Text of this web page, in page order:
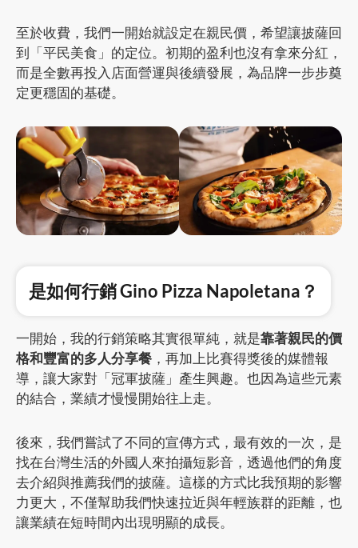
至於收費，我們一開始就設定在親民價，希望讓披薩回
到「平民美食」的定位。初期的盈利也沒有拿來分紅，
而是全數再投入店面營運與後續發展，為品牌一步步奠
定更穩固的基礎。
是如何行銷 Gino Pizza Napoletana？
一開始，我的行銷策略其實很單純，就是靠著親民的價
格和豐富的多人分享餐 ，再加上比賽得獎後的媒體報
導，讓大家對「冠軍披薩」產生興趣。也因為這些元素
的結合，業績才慢慢開始往上走。
後來，我們嘗試了不同的宣傳方式，最有效的一次，是
找在台灣生活的外國人來拍攝短影音，透過他們的角度
去介紹與推薦我們的披薩。這樣的方式比我預期的影響
力更大，不僅幫助我們快速拉近與年輕族群的距離，也
讓業績在短時間內出現明顯的成長。